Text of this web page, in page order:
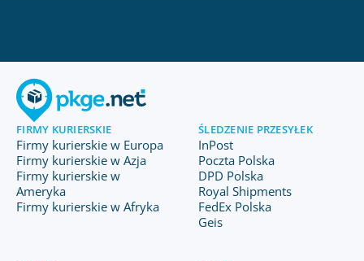
FIRMY KURIERSKIE
Firmy kurierskie w Europa
Firmy kurierskie w Azja
Firmy kurierskie w
Ameryka
Firmy kurierskie w Afryka
ŚLEDZENIE PRZESYŁEK
InPost
Poczta Polska
DPD Polska
Royal Shipments
FedEx Polska
Geis